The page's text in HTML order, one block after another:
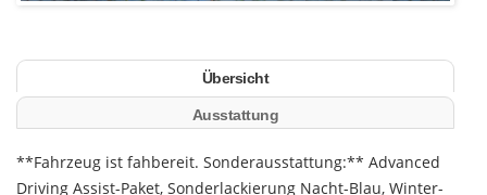
Übersicht
Ausstattung
**Fahrzeug ist fahbereit. Sonderausstattung:** Advanced
Driving Assist-Paket, Sonderlackierung Nacht-Blau, Winter-